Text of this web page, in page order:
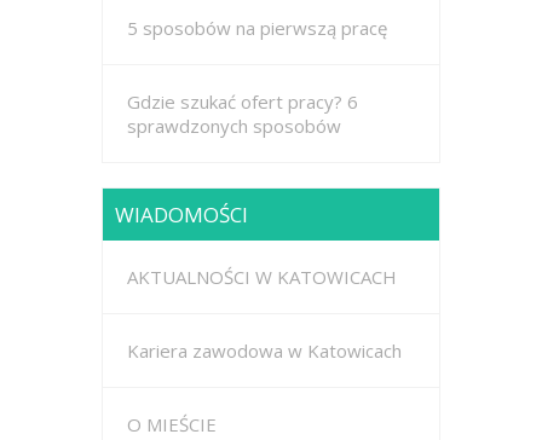
5 sposobów na pierwszą pracę
Gdzie szukać ofert pracy? 6
sprawdzonych sposobów
WIADOMOŚCI
AKTUALNOŚCI W KATOWICACH
Kariera zawodowa w Katowicach
O MIEŚCIE